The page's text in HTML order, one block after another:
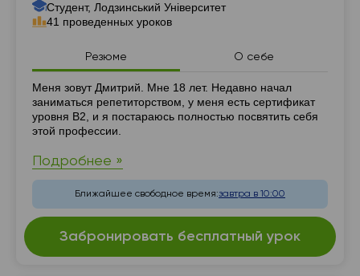
Студент, Лодзинський Університет
41 проведенных уроков
Резюме О себе
Резюме
Меня зовут Дмитрий. Мне 18 лет. Недавно начал
заниматься репетиторством, у меня есть сертификат
уровня В2, и я постараюсь полностью посвятить себя
этой профессии.
Подробнее »
Ближайшее свободное время:завтра в 10:00
Забронировать бесплатный урок